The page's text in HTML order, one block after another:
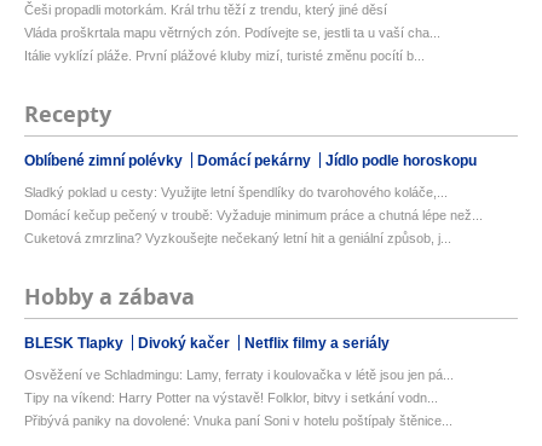
Češi propadli motorkám. Král trhu těží z trendu, který jiné děsí
Vláda proškrtala mapu větrných zón. Podívejte se, jestli ta u vaší cha...
Itálie vyklízí pláže. První plážové kluby mizí, turisté změnu pocítí b...
Recepty
Oblíbené zimní polévky Domácí pekárny Jídlo podle horoskopu
Sladký poklad u cesty: Využijte letní špendlíky do tvarohového koláče,...
Domácí kečup pečený v troubě: Vyžaduje minimum práce a chutná lépe než...
Cuketová zmrzlina? Vyzkoušejte nečekaný letní hit a geniální způsob, j...
Hobby a zábava
BLESK Tlapky Divoký kačer Netflix filmy a seriály
Osvěžení ve Schladmingu: Lamy, ferraty i koulovačka v létě jsou jen pá...
Tipy na víkend: Harry Potter na výstavě! Folklor, bitvy i setkání vodn...
Přibývá paniky na dovolené: Vnuka paní Soni v hotelu poštípaly štěnice...